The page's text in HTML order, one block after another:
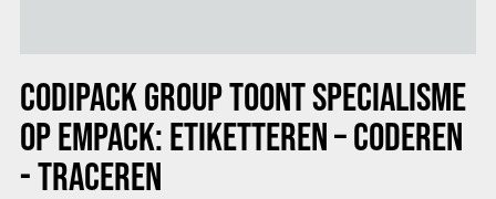
CODIPACK GROUP TOONT SPECIALISME
OP EMPACK: ETIKETTEREN – CODEREN
- TRACEREN